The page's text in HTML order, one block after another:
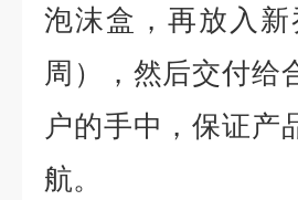
泡沫盒，再放入
周），然后交付给
户的手中，保证产
航。